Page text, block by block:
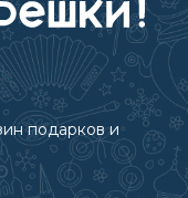
подарков и